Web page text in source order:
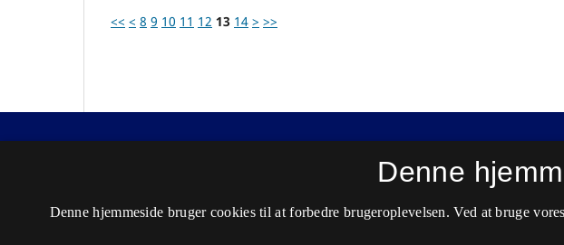
<< < 8 9 10 11 12 13 14 > >>
Nordisk Tidsskrift for Kriminalvidenskab
ISSN 2446-3051 (Online)
Denne
Denne hjemmeside bruger cookies til at forbedre brugeroplevelsen. Ved at bruge